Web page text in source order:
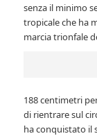
senza il minimo
tropicale che ha
marcia trionfale
188 centimetri
di rientrare sul
ha conquistato il